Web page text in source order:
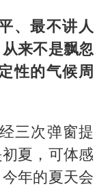
曝美下令调查弹药库存信息遭泄露事件
打了个结
、最不讲人
来不是飘忽
性的气候周
三次弹窗提
夏，可体感
年的夏天会